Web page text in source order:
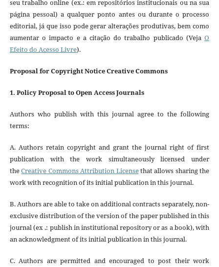
seu trabalho online (ex.: em repositórios institucionais ou na sua
página pessoal) a qualquer ponto antes ou durante o processo
editorial, já que isso pode gerar alterações produtivas, bem como
aumentar o impacto e a citação do trabalho publicado (VejaO
Efeito do Acesso Livre).
Proposal for Copyright Notice Creative Commons
1. Policy Proposal to Open Access Journals
Authors who publish with this journal agree to the following
terms:
A. Authors retain copyright and grant the journal right of first
publication with the work simultaneously licensed under
theCreative Commons Attribution Licensethat allows sharing the
work with recognition of its initial publication in this journal.
B. Authors are able to take on additional contracts separately, non-
exclusive distribution of the version of the paper published in this
journal (ex .: publish in institutional repository or as a book), with
an acknowledgment of its initial publication in this journal.
C. Authors are permitted and encouraged to post their work